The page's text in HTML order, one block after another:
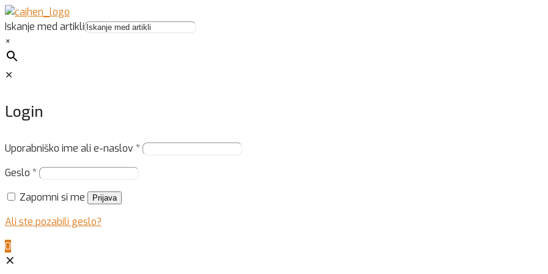
Iskanje med artikli
×
✕
Login
Uporabniško ime ali e-naslov *
Geslo *
Zapomni si me
Prijava
Ali ste pozabili geslo?
0
✕